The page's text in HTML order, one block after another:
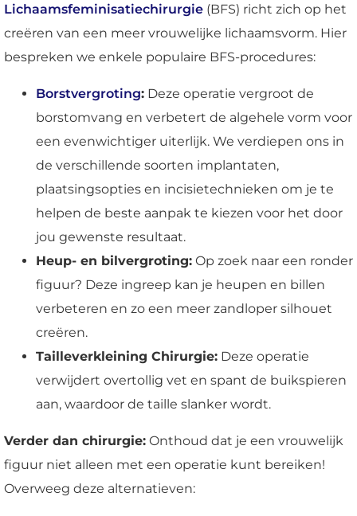
Lichaamsfeminisatiechirurgie (BFS) richt zich op het
creëren van een meer vrouwelijke lichaamsvorm. Hier
bespreken we enkele populaire BFS-procedures:
Borstvergroting: Deze operatie vergroot de
borstomvang en verbetert de algehele vorm voor
een evenwichtiger uiterlijk. We verdiepen ons in
de verschillende soorten implantaten,
plaatsingsopties en incisietechnieken om je te
helpen de beste aanpak te kiezen voor het door
jou gewenste resultaat.
Heup- en bilvergroting: Op zoek naar een ronder
figuur? Deze ingreep kan je heupen en billen
verbeteren en zo een meer zandloper silhouet
creëren.
Tailleverkleining Chirurgie: Deze operatie
verwijdert overtollig vet en spant de buikspieren
aan, waardoor de taille slanker wordt.
Verder dan chirurgie: Onthoud dat je een vrouwelijk
figuur niet alleen met een operatie kunt bereiken!
Overweeg deze alternatieven: